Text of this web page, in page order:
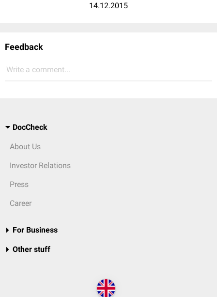
14.12.2015
Feedback
Write a comment...
DocCheck
About Us
Investor Relations
Press
Career
For Business
Other stuff